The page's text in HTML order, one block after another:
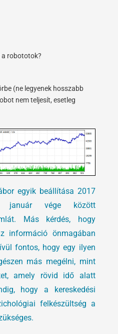
a robototok?
(ne legyenek hosszabb
nem teljesít, esetleg
egyik beállítása 2017
január vége között
Más kérdés, hogy
információ önmagában
fontos, hogy egy ilyen
más megélni, mint
amely rövid idő alatt
hogy a kereskedési
felkészültség a